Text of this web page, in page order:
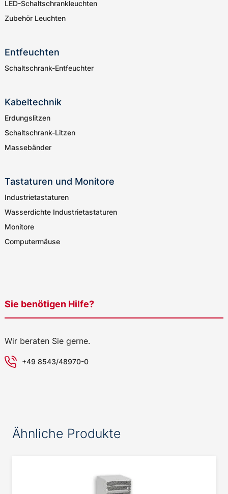
LED-Schaltschrankleuchten
Zubehör Leuchten
Entfeuchten
Schaltschrank-Entfeuchter
Kabeltechnik
Erdungslitzen
Schaltschrank-Litzen
Massebänder
Tastaturen und Monitore
Industrietastaturen
Wasserdichte Industrietastaturen
Monitore
Computermäuse
Sie benötigen Hilfe?
Wir beraten Sie gerne.
+49 8543/48970-0
Ähnliche Produkte